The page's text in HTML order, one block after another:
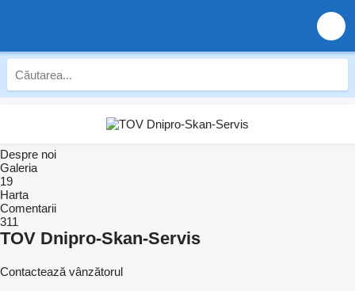
Despre noi
Galeria
19
Harta
Comentarii
311
TOV Dnipro-Skan-Servis
Contactează vânzătorul